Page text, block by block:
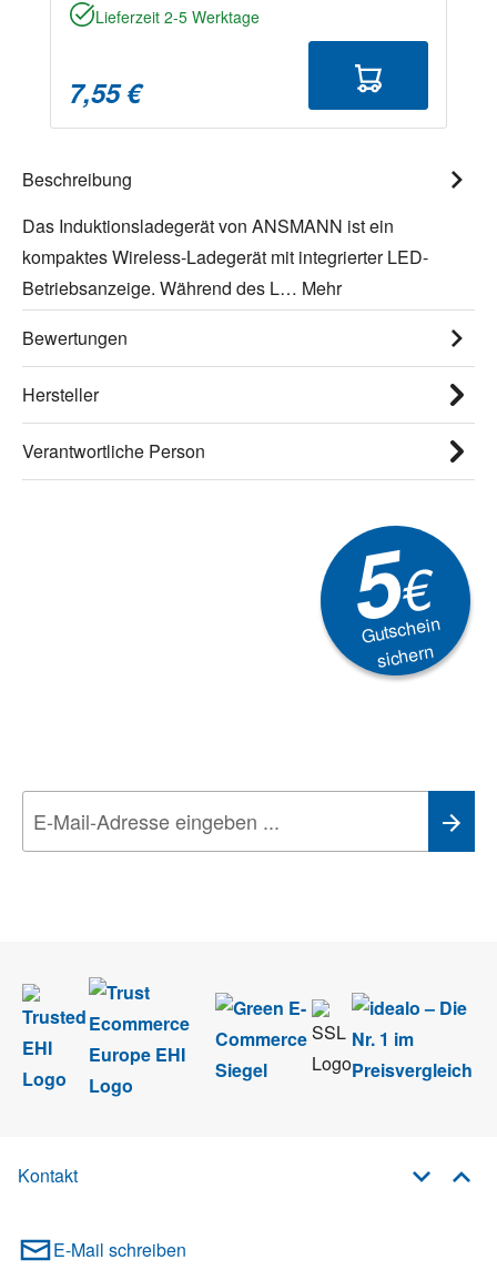
Lieferzeit 2-5 Werktage
7,55 €
Beschreibung
Das Induktionsladegerät von ANSMANN ist ein
kompaktes Wireless-Ladegerät mit integrierter LED-
Betriebsanzeige. Während des L… Mehr
Bewertungen
Hersteller
Verantwortliche Person
5€
Gutschein
sichern
Kontakt
E-Mail schreiben